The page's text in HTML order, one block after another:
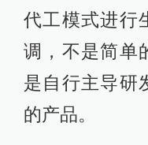
代工模式进行
调，不是简单
是自行主导研
的产品。